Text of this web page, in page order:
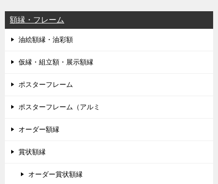
額縁・フレーム
油絵額縁・油彩額
仮縁・組立額・展示額縁
ポスターフレーム
ポスターフレーム（アルミ
オーダー額縁
賞状額縁
オーダー賞状額縁